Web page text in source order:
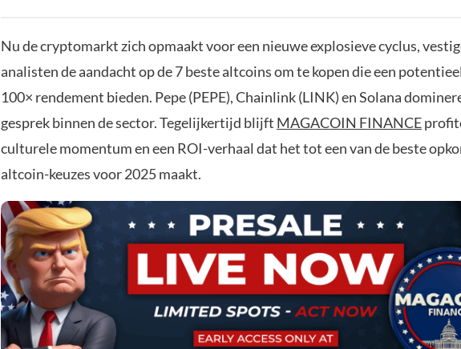
Nu de cryptomarkt zich opmaakt voor een nieuwe explosieve cyclus,
analisten de aandacht op de 7 beste altcoins om te kopen die een
100× rendement bieden. Pepe (PEPE), Chainlink (LINK) en Solana
gesprek binnen de sector. Tegelijkertijd blijft MAGACOIN FINANCE
culturele momentum en een ROI-verhaal dat het tot een van de beste
altcoin-keuzes voor 2025 maakt.